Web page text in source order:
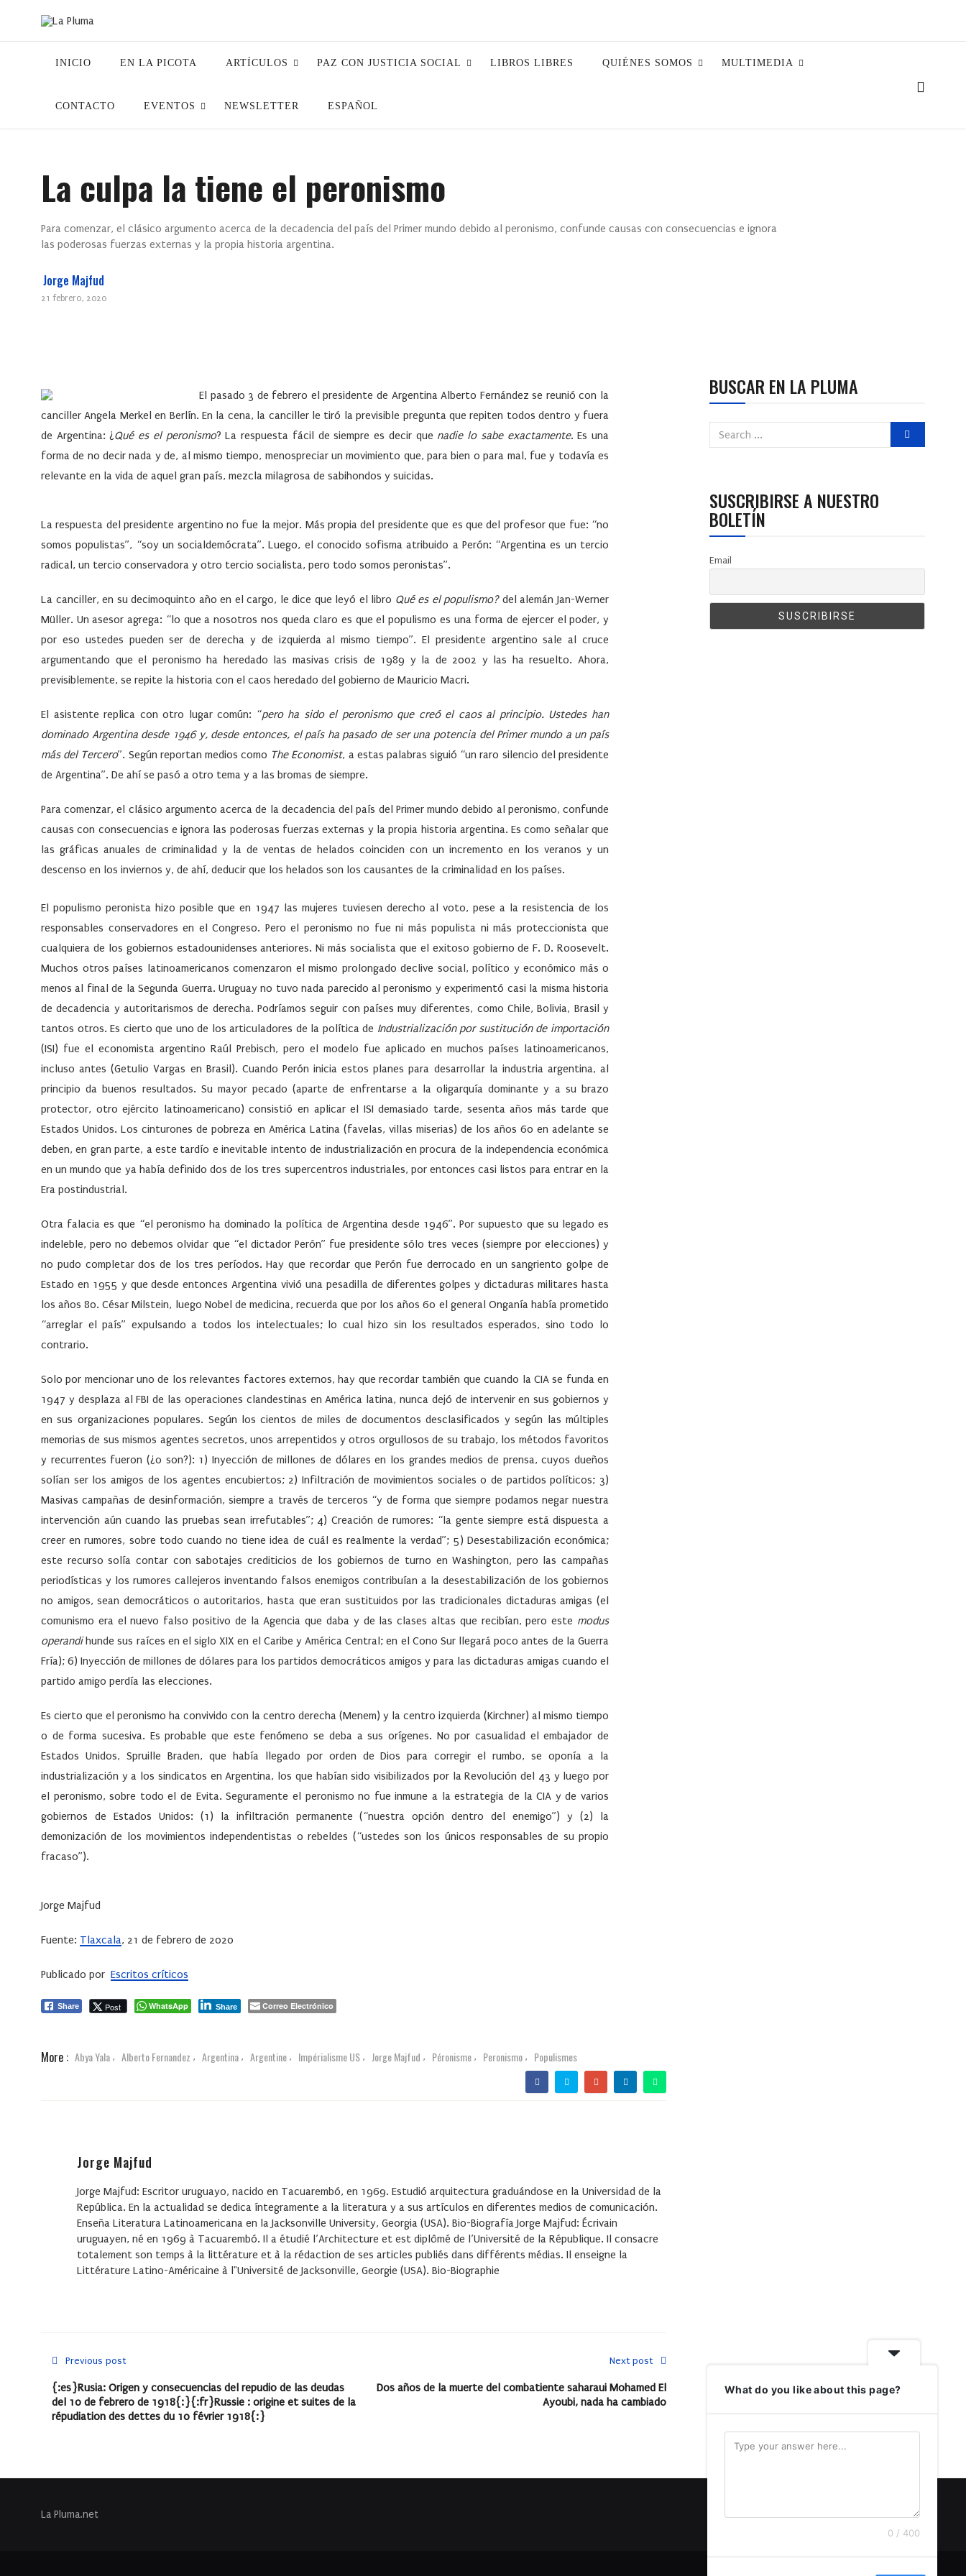
INICIO EN LA PICOTA ARTÍCULOS PAZ CON JUSTICIA SOCIAL LIBROS LIBRES QUIÉNES SOMOS MULTIMEDIA
CONTACTO EVENTOS NEWSLETTER ESPAÑOL
La culpa la tiene el peronismo
Para comenzar, el clásico argumento acerca de la decadencia del país del Primer mundo debido al peronismo, confunde causas con consecuencias e ignora
las poderosas fuerzas externas y la propia historia argentina.
Jorge Majfud
21 febrero, 2020
El pasado 3 de febrero el presidente de Argentina Alberto Fernández se reunió con la
canciller Angela Merkel en Berlín. En la cena, la canciller le tiró la previsible pregunta que repiten todos dentro y fuera
de Argentina:¿Qué es el peronismo? La respuesta fácil de siempre es decir que nadie lo sabe exactamente. Es una
forma de no decir nada y de, al mismo tiempo, menospreciar un movimiento que, para bien o para mal, fue y todavía es
relevante en la vida de aquel gran país, mezcla milagrosa de sabihondos y suicidas.
La respuesta del presidente argentino no fue la mejor. Más propia del presidente que es que del profesor que fue: “no
somos populistas”, “soy un socialdemócrata”. Luego, el conocido sofisma atribuido a Perón: “Argentina es un tercio
radical, un tercio conservadora y otro tercio socialista, pero todo somos peronistas”.
La canciller, en su decimoquinto año en el cargo, le dice que leyó el libro Qué es el populismo?del alemán Jan-Werner
Müller. Un asesor agrega: “lo que a nosotros nos queda claro es que el populismo es una forma de ejercer el poder, y
por eso ustedes pueden ser de derecha y de izquierda al mismo tiempo”. El presidente argentino sale al cruce
argumentando que el peronismo ha heredado las masivas crisis de 1989 y la de 2002 y las ha resuelto. Ahora,
previsiblemente, se repite la historia con el caos heredado del gobierno de Mauricio Macri.
El asistente replica con otro lugar común: “pero ha sido el peronismo que creó el caos al principio. Ustedes han
dominado Argentina desde 1946 y, desde entonces, el país ha pasado de ser una potencia del Primer mundo a un país
más del Tercero”. Según reportan medios como The Economist, a estas palabras siguió “un raro silencio del presidente
de Argentina”. De ahí se pasó a otro tema y a las bromas de siempre.
Para comenzar, el clásico argumento acerca de la decadencia del país del Primer mundo debido al peronismo, confunde
causas con consecuencias e ignora las poderosas fuerzas externas y la propia historia argentina. Es como señalar que
las gráficas anuales de criminalidad y la de ventas de helados coinciden con un incremento en los veranos y un
descenso en los inviernos y, de ahí, deducir que los helados son los causantes de la criminalidad en los países.
El populismo peronista hizo posible que en 1947 las mujeres tuviesen derecho al voto, pese a la resistencia de los
responsables conservadores en el Congreso. Pero el peronismo no fue ni más populista ni más proteccionista que
cualquiera de los gobiernos estadounidenses anteriores. Ni más socialista que el exitoso gobierno de F. D. Roosevelt.
Muchos otros países latinoamericanos comenzaron el mismo prolongado declive social, político y económico más o
menos al final de la Segunda Guerra. Uruguay no tuvo nada parecido al peronismo y experimentó casi la misma historia
de decadencia y autoritarismos de derecha. Podríamos seguir con países muy diferentes, como Chile, Bolivia, Brasil y
tantos otros. Es cierto que uno de los articuladores de la política de Industrialización por sustitución de importación
(ISI) fue el economista argentino Raúl Prebisch, pero el modelo fue aplicado en muchos países latinoamericanos,
incluso antes (Getulio Vargas en Brasil). Cuando Perón inicia estos planes para desarrollar la industria argentina, al
principio da buenos resultados. Su mayor pecado (aparte de enfrentarse a la oligarquía dominante y a su brazo
protector, otro ejército latinoamericano) consistió en aplicar el ISI demasiado tarde, sesenta años más tarde que
Estados Unidos. Los cinturones de pobreza en América Latina (favelas, villas miserias) de los años 60 en adelante se
deben, en gran parte, a este tardío e inevitable intento de industrialización en procura de la independencia económica
en un mundo que ya había definido dos de los tres supercentros industriales, por entonces casi listos para entrar en la
Era postindustrial.
Otra falacia es que “el peronismo ha dominado la política de Argentina desde 1946”. Por supuesto que su legado es
indeleble, pero no debemos olvidar que “el dictador Perón” fue presidente sólo tres veces (siempre por elecciones) y
no pudo completar dos de los tres períodos. Hay que recordar que Perón fue derrocado en un sangriento golpe de
Estado en 1955 y que desde entonces Argentina vivió una pesadilla de diferentes golpes y dictaduras militares hasta
los años 80. César Milstein, luego Nobel de medicina, recuerda que por los años 60 el general Onganía había prometido
“arreglar el país” expulsando a todos los intelectuales; lo cual hizo sin los resultados esperados, sino todo lo
contrario.
Solo por mencionar uno de los relevantes factores externos, hay que recordar también que cuando la CIA se funda en
1947 y desplaza al FBI de las operaciones clandestinas en América latina, nunca dejó de intervenir en sus gobiernos y
en sus organizaciones populares. Según los cientos de miles de documentos desclasificados y según las múltiples
memorias de sus mismos agentes secretos, unos arrepentidos y otros orgullosos de su trabajo, los métodos favoritos
y recurrentes fueron (¿o son?): 1) Inyección de millones de dólares en los grandes medios de prensa, cuyos dueños
solían ser los amigos de los agentes encubiertos; 2) Infiltración de movimientos sociales o de partidos políticos; 3)
Masivas campañas de desinformación, siempre a través de terceros “y de forma que siempre podamos negar nuestra
intervención aún cuando las pruebas sean irrefutables”; 4) Creación de rumores: “la gente siempre está dispuesta a
creer en rumores, sobre todo cuando no tiene idea de cuál es realmente la verdad”; 5) Desestabilización económica;
este recurso solía contar con sabotajes crediticios de los gobiernos de turno en Washington, pero las campañas
periodísticas y los rumores callejeros inventando falsos enemigos contribuían a la desestabilización de los gobiernos
no amigos, sean democráticos o autoritarios, hasta que eran sustituidos por las tradicionales dictaduras amigas (el
comunismo era el nuevo falso positivo de la Agencia que daba y de las clases altas que recibían, pero este modus
operandihunde sus raíces en el siglo XIX en el Caribe y América Central; en el Cono Sur llegará poco antes de la Guerra
Fría); 6) Inyección de millones de dólares para los partidos democráticos amigos y para las dictaduras amigas cuando el
partido amigo perdía las elecciones.
Es cierto que el peronismo ha convivido con la centro derecha (Menem) y la centro izquierda (Kirchner) al mismo tiempo
o de forma sucesiva. Es probable que este fenómeno se deba a sus orígenes. No por casualidad el embajador de
Estados Unidos, Spruille Braden, que había llegado por orden de Dios para corregir el rumbo, se oponía a la
industrialización y a los sindicatos en Argentina, los que habían sido visibilizados por la Revolución del 43 y luego por
el peronismo, sobre todo el de Evita. Seguramente el peronismo no fue inmune a la estrategia de la CIA y de varios
gobiernos de Estados Unidos: (1) la infiltración permanente (“nuestra opción dentro del enemigo”) y (2) la
demonización de los movimientos independentistas o rebeldes (“ustedes son los únicos responsables de su propio
fracaso”).
Jorge Majfud
Fuente: Tlaxcala, 21 de febrero de 2020
Publicado por Escritos críticos
Share Post WhatsApp Share Correo Electrónico
More : Abya Yala , Alberto Fernandez , Argentina , Argentine , Impérialisme US , Jorge Majfud , Péronisme , Peronismo , Populismes
Jorge Majfud
Jorge Majfud: Escritor uruguayo, nacido en Tacuarembó, en 1969. Estudió arquitectura graduándose en la Universidad de la
República. En la actualidad se dedica íntegramente a la literatura y a sus artículos en diferentes medios de comunicación.
Enseña Literatura Latinoamericana en la Jacksonville University, Georgia (USA). Bio-Biografía Jorge Majfud: Écrivain
uruguayen, né en 1969 à Tacuarembó. Il a étudié l’Architecture et est diplômé de l’Université de la République. Il consacre
totalement son temps à la littérature et à la rédaction de ses articles publiés dans différents médias. Il enseigne la
Littérature Latino-Américaine à l"Université de Jacksonville, Georgie (USA). Bio-Biographie
Previous post
{:es}Rusia: Origen y consecuencias del repudio de las deudas
del 10 de febrero de 1918{:}{:fr}Russie : origine et suites de la
répudiation des dettes du 10 février 1918{:}
Next post
Dos años de la muerte del combatiente saharaui Mohamed El
Ayoubi, nada ha cambiado
BUSCAR EN LA PLUMA
SUSCRIBIRSE A NUESTRO
BOLETÍN
Email
La Pluma.net
What do you like about this page?
0 / 400